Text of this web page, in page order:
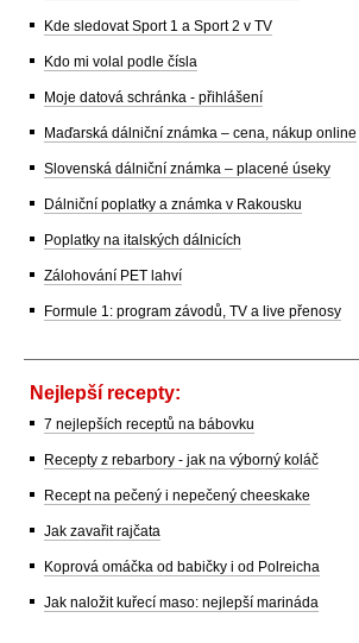
Kde sledovat Sport 1 a Sport 2 v TV
Kdo mi volal podle čísla
Moje datová schránka - přihlášení
Maďarská dálniční známka – cena, nákup online
Slovenská dálniční známka – placené úseky
Dálniční poplatky a známka v Rakousku
Poplatky na italských dálnicích
Zálohování PET lahví
Formule 1: program závodů, TV a live přenosy
Nejlepší recepty:
7 nejlepších receptů na bábovku
Recepty z rebarbory - jak na výborný koláč
Recept na pečený i nepečený cheeskake
Jak zavařit rajčata
Koprová omáčka od babičky i od Polreicha
Jak naložit kuřecí maso: nejlepší marináda